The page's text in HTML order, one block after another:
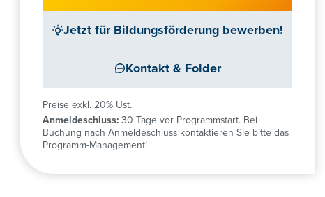
Jetzt für Bildungsförderung bewerben!
Kontakt & Folder
Preise exkl. 20% Ust.
Anmeldeschluss: 30 Tage vor Programmstart. Bei
Buchung nach Anmeldeschluss kontaktieren Sie bitte das
Programm-Management!